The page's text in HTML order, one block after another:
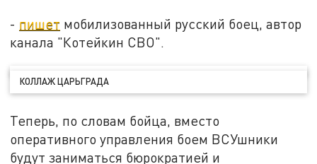
- пишет мобилизованный русский боец, автор
канала "Котейкин СВО".
КОЛЛАЖ ЦАРЬГРАДА
Теперь, по словам бойца, вместо
оперативного управления боем ВСУшники
будут заниматься бюрократией и